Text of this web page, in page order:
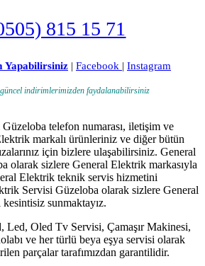
815 15 71
Yapabilirsiniz | Facebook | Instagram
indirimlerimizden faydalanabilirsiniz
telefon numarası, iletişim ve
markalı ürünleriniz ve diğer bütün
için bizlere ulaşabilirsiniz. General
olarak sizlere General Elektrik markasıyla
Elektrik teknik servis hizmetini
Servisi Güzeloba olarak sizlere General
sunmaktayız.
Led, Oled Tv Servisi, Çamaşır Makinesi,
ve her türlü beya eşya servisi olarak
parçalar tarafımızdan garantilidir.